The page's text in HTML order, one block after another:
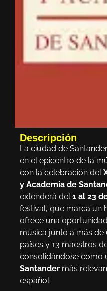
Descripción
La ciudad de
en el epicentro de la
con la celebración del
y Academia de
extenderá del 1 al 23
festival, que marca un
ofrece una
música junto a más de
países y 13 maestros
consolidándose como
Santander más
español.